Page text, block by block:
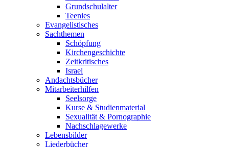
Grundschulalter
Teenies
Evangelistisches
Sachthemen
Schöpfung
Kirchengeschichte
Zeitkritisches
Israel
Andachtsbücher
Mitarbeiterhilfen
Seelsorge
Kurse & Studienmaterial
Sexualität & Pornographie
Nachschlagewerke
Lebensbilder
Liederbücher